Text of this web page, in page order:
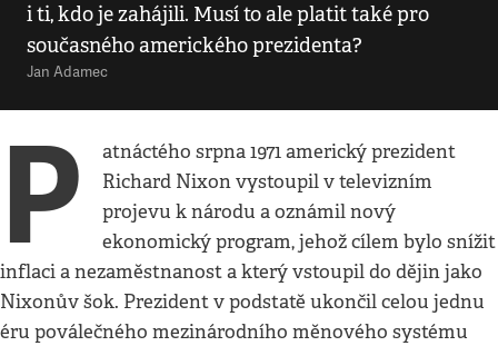
i ti, kdo je zahájili. Musí to ale platit také pro
současného amerického prezidenta?
Jan Adamec
P
atnáctého srpna 1971 americký prezident
Richard Nixon vystoupil v televizním
projevu k národu a oznámil nový
ekonomický program, jehož cílem bylo snížit
inflaci a nezaměstnanost a který vstoupil do dějin jako
Nixonův šok. Prezident v podstatě ukončil celou jednu
éru poválečného mezinárodního měnového systému